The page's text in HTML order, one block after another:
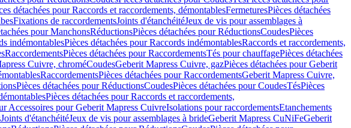
détachées pour Raccords et raccordements, démontablesFermeturesPièces détachées
Fixations de raccordementsJoints d'étanchéitéJeux de vis pour assemblages à
pour ManchonsRéductionsPièces détachées pour RéductionsCoudesPièces
indémontablesPièces détachées pour Raccords indémontablesRaccords et raccordements,
RaccordementsPièces détachées pour RaccordementsTés pour chauffagePièces détachées
Cuivre, chroméCoudesGeberit Mapress Cuivre, gazPièces détachées pour Geberit
RaccordementsPièces détachées pour RaccordementsGeberit Mapress Cuivre,
Pièces détachées pour RéductionsCoudesPièces détachées pour CoudesTésPièces
Pièces détachées pour Raccords et raccordements,
Accessoires pour Geberit Mapress CuivreIsolations pour raccordementsEtanchements
Joints d'étanchéitéJeux de vis pour assemblages à brideGeberit Mapress CuNiFeGeberit